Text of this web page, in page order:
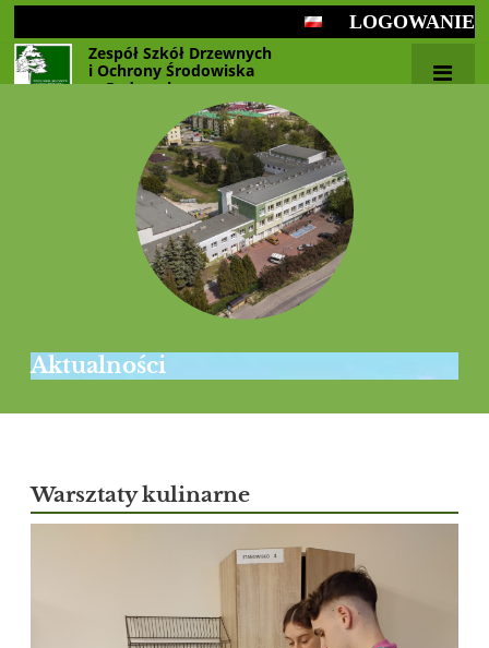
LOGOWANIE
Zespół Szkół Drzewnych
i Ochrony Środowiska
w Radomsku
Aktualności
Warsztaty kulinarne